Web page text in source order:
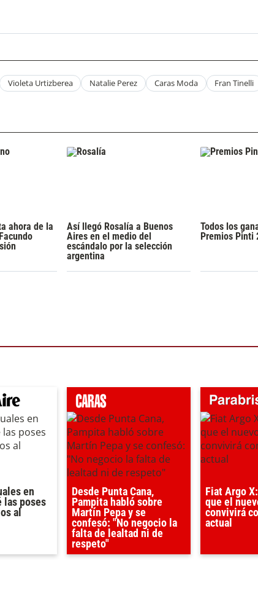
Violeta Urtizberea Natalie Perez Caras Moda Fran Tinelli
ahora de la
Así llegó Rosalía a Buenos
Aires en el medio del
escándalo por la selección
argentina
Todos los
Premios Pinti
en
las poses
al
Desde Punta Cana,
Pampita habló sobre
Martín Pepa y se
confesó: "No negocio la
falta de lealtad ni de
respeto"
Fiat Argo
que el
convivirá
actual